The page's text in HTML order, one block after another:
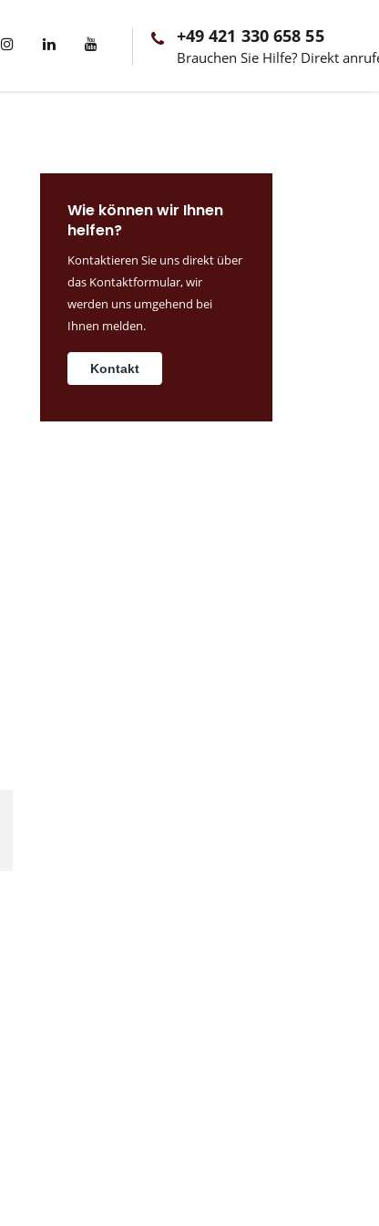
+49 421 330 658 55
Brauchen Sie Hilfe? Direkt
Wie können wir Ihnen
helfen?
Kontaktieren Sie uns direkt über
das Kontaktformular, wir
werden uns umgehend bei
Ihnen melden.
Kontakt